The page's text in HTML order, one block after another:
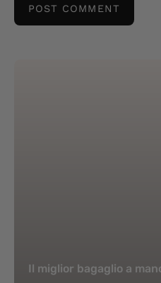
POST COMMENT
Il miglior bagaglio a